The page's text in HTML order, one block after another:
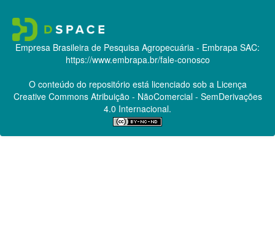
Empresa Brasileira de Pesquisa Agropecuária - Embrapa SAC:
https://www.embrapa.br/fale-conosco
O conteúdo do repositório está licenciado sob a Licença
Creative CommonsAtribuição - NãoComercial - SemDerivações
4.0 Internacional.